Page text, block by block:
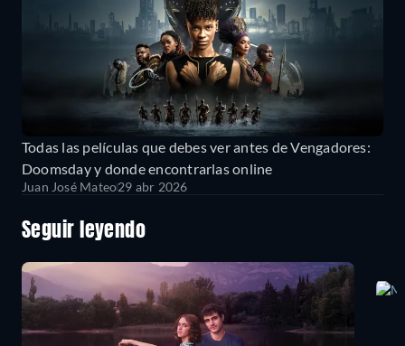
Todas las películas que debes ver antes de Vengadores:
Doomsday y donde encontrarlas online
Juan José Mateo29 abr 2026
Seguir leyendo